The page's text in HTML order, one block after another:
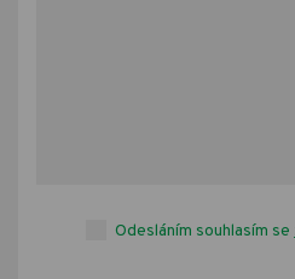
Odesláním souhlasím se